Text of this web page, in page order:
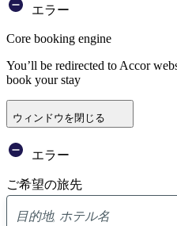
エラー
Core booking engine
You’ll be redirected to Accor
book your stay
ウィンドウを閉じる
エラー
ご希望の旅先